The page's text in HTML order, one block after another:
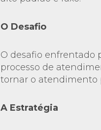
O Desafio
O desafio enfrentado
processo de
tornar o atendimento
A Estratégia